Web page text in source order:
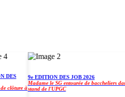
à
9e EDITION DES JOB 2026
Madame le SG entourée de baccheliers dans le
stand de l'UPGC